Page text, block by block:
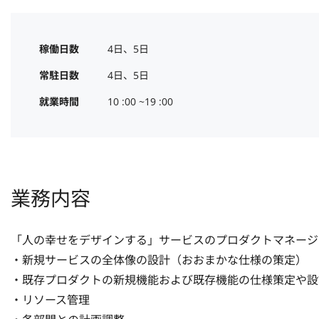
稼働日数
4日、5日
常駐日数
4日、5日
就業時間
10 :00 ~19 :00
業務内容
「人の幸せをデザインする」サービスのプロダクトマネー
・新規サービスの全体像の設計（おおまかな仕様の策定）
・既存プロダクトの新規機能および既存機能の仕様策定や
・リソース管理